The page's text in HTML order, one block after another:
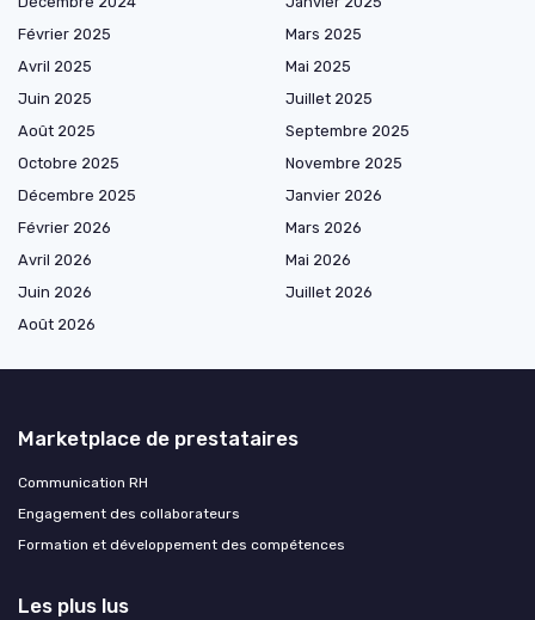
Février 2025
Mars 2025
Avril 2025
Mai 2025
Juin 2025
Juillet 2025
Août 2025
Septembre 2025
Octobre 2025
Novembre 2025
Décembre 2025
Janvier 2026
Février 2026
Mars 2026
Avril 2026
Mai 2026
Juin 2026
Juillet 2026
Août 2026
Marketplace de prestataires
Communication RH
Engagement des collaborateurs
Formation et développement des compétences
Les plus lus